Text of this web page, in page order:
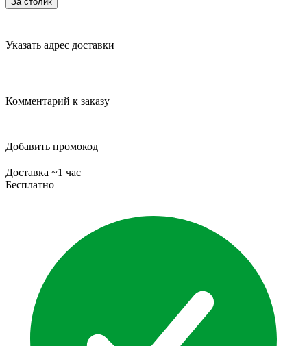
Указать адрес доставки
Комментарий к заказу
Добавить промокод
Доставка ~1 час
Бесплатно